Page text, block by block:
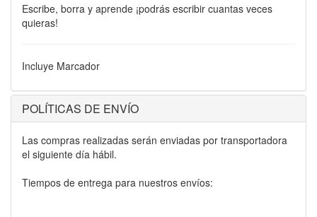
Escribe, borra y aprende ¡podrás escribir cuantas veces
quieras!
Incluye Marcador
POLÍTICAS DE ENVÍO
Las compras realizadas serán enviadas por transportadora
el siguiente día hábil.
Tiempos de entrega para nuestros envíos: